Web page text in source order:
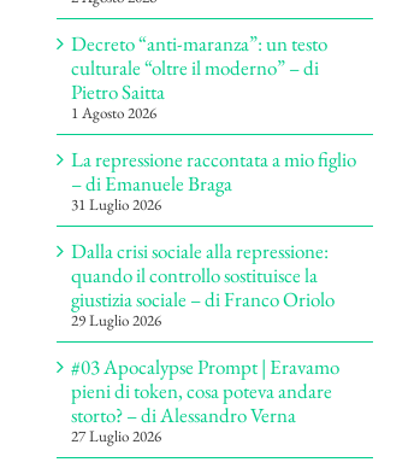
Decreto “anti-maranza”: un testo
culturale “oltre il moderno” – di
Pietro Saitta
1 Agosto 2026
La repressione raccontata a mio figlio
– di Emanuele Braga
31 Luglio 2026
Dalla crisi sociale alla repressione:
quando il controllo sostituisce la
giustizia sociale – di Franco Oriolo
29 Luglio 2026
#03 Apocalypse Prompt | Eravamo
pieni di token, cosa poteva andare
storto? – di Alessandro Verna
27 Luglio 2026